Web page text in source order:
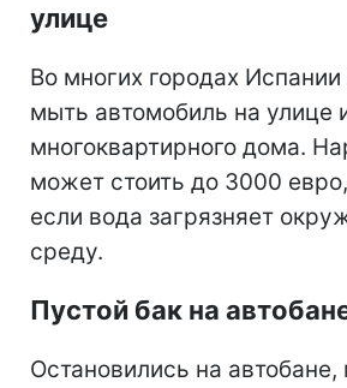
улице
Во многих городах
мыть автомобиль на улице
многоквартирного дома.
может стоить до 3000
если вода загрязняет
среду.
Пустой бак на
Остановились на автобане,